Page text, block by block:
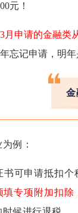
元！
3月申请的金融类
忘记申请，明
金
例：
可申请抵扣个
专项附加扣除